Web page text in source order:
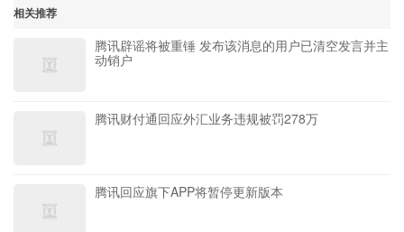
相关推荐
腾讯辟谣将被重锤 发布该消息的用户已清空发言并主
动销户
腾讯财付通回应外汇业务违规被罚278万
腾讯回应旗下APP将暂停更新版本